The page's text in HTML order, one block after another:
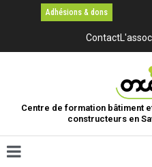
Adhésions & dons
Contact
Centre de formation bâtiment
constructeurs en